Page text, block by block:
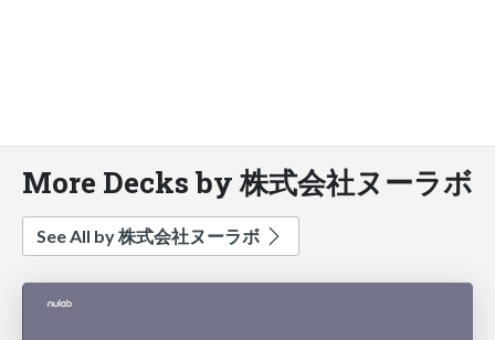
More Decks by 株式会社ヌーラボ
See All by 株式会社ヌーラボ